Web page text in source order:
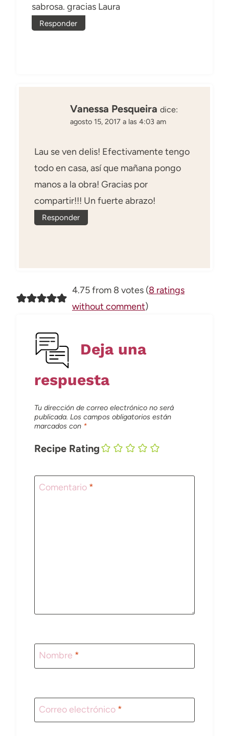
sabrosa. gracias Laura
Responder
Vanessa Pesqueira dice:
agosto 15, 2017 a las 4:03 am
Lau se ven delis! Efectivamente tengo
todo en casa, así que mañana pongo
manos a la obra! Gracias por
compartir!!! Un fuerte abrazo!
Responder
4.75 from 8 votes (8 ratings
without comment)
Deja una
respuesta
Tu dirección de correo electrónico no será
publicada. Los campos obligatorios están
marcados con *
Recipe Rating
Comentario *
Nombre *
Correo electrónico *